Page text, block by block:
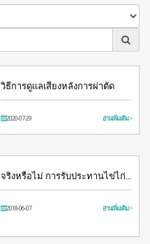
วิธีการดูเเลเสียงหลังการผ่าตัด
2020-07-29 อ่านเพิ่มเติม >
จริงหรือไม่ การรับประทานไข่ไก่…
2018-06-07 อ่านเพิ่มเติม >